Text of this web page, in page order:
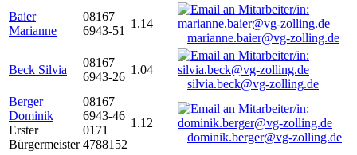
Baier
Marianne
08167
6943-51
1.14
marianne.baier@vg-zolling.de
Beck Silvia
08167
6943-26
1.04
silvia.beck@vg-zolling.de
Berger
Dominik
Erster
Bürgermeister
08167
6943-46
0171
4788152
1.12
dominik.berger@vg-zolling.de